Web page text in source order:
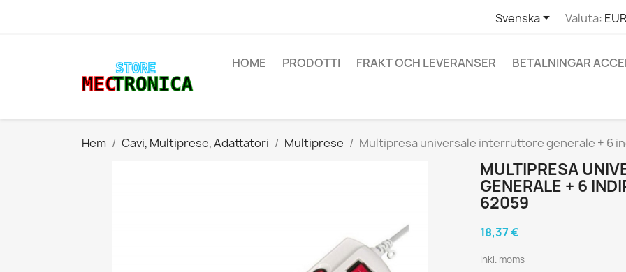
Svenska Valuta:
HOME PRODOTTI FRAKT OCH LEVERANSER BETALNINGAR
Hem Cavi, Multiprese, Adattatori Multiprese Multipresa universale interruttore generale + 6
MULTIPRESA
GENERALE + 6
62059
18,37 €
Inkl. moms